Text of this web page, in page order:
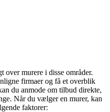
over murere i disse områder.
firmaer og få et overblik
du anmode om tilbud direkte,
Når du vælger en murer, kan
faktorer: